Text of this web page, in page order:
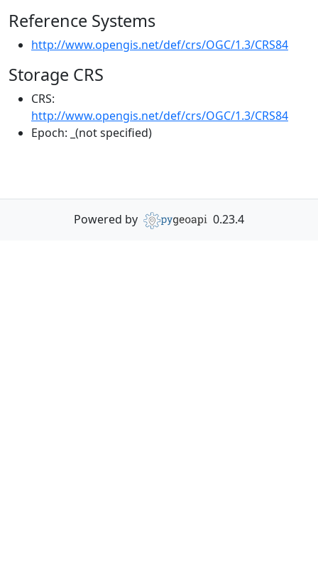
Reference Systems
http://www.opengis.net/def/crs/OGC/1.3/CRS84
Storage CRS
CRS:
http://www.opengis.net/def/crs/OGC/1.3/CRS84
Epoch: _(not specified)
Powered by 0.23.4